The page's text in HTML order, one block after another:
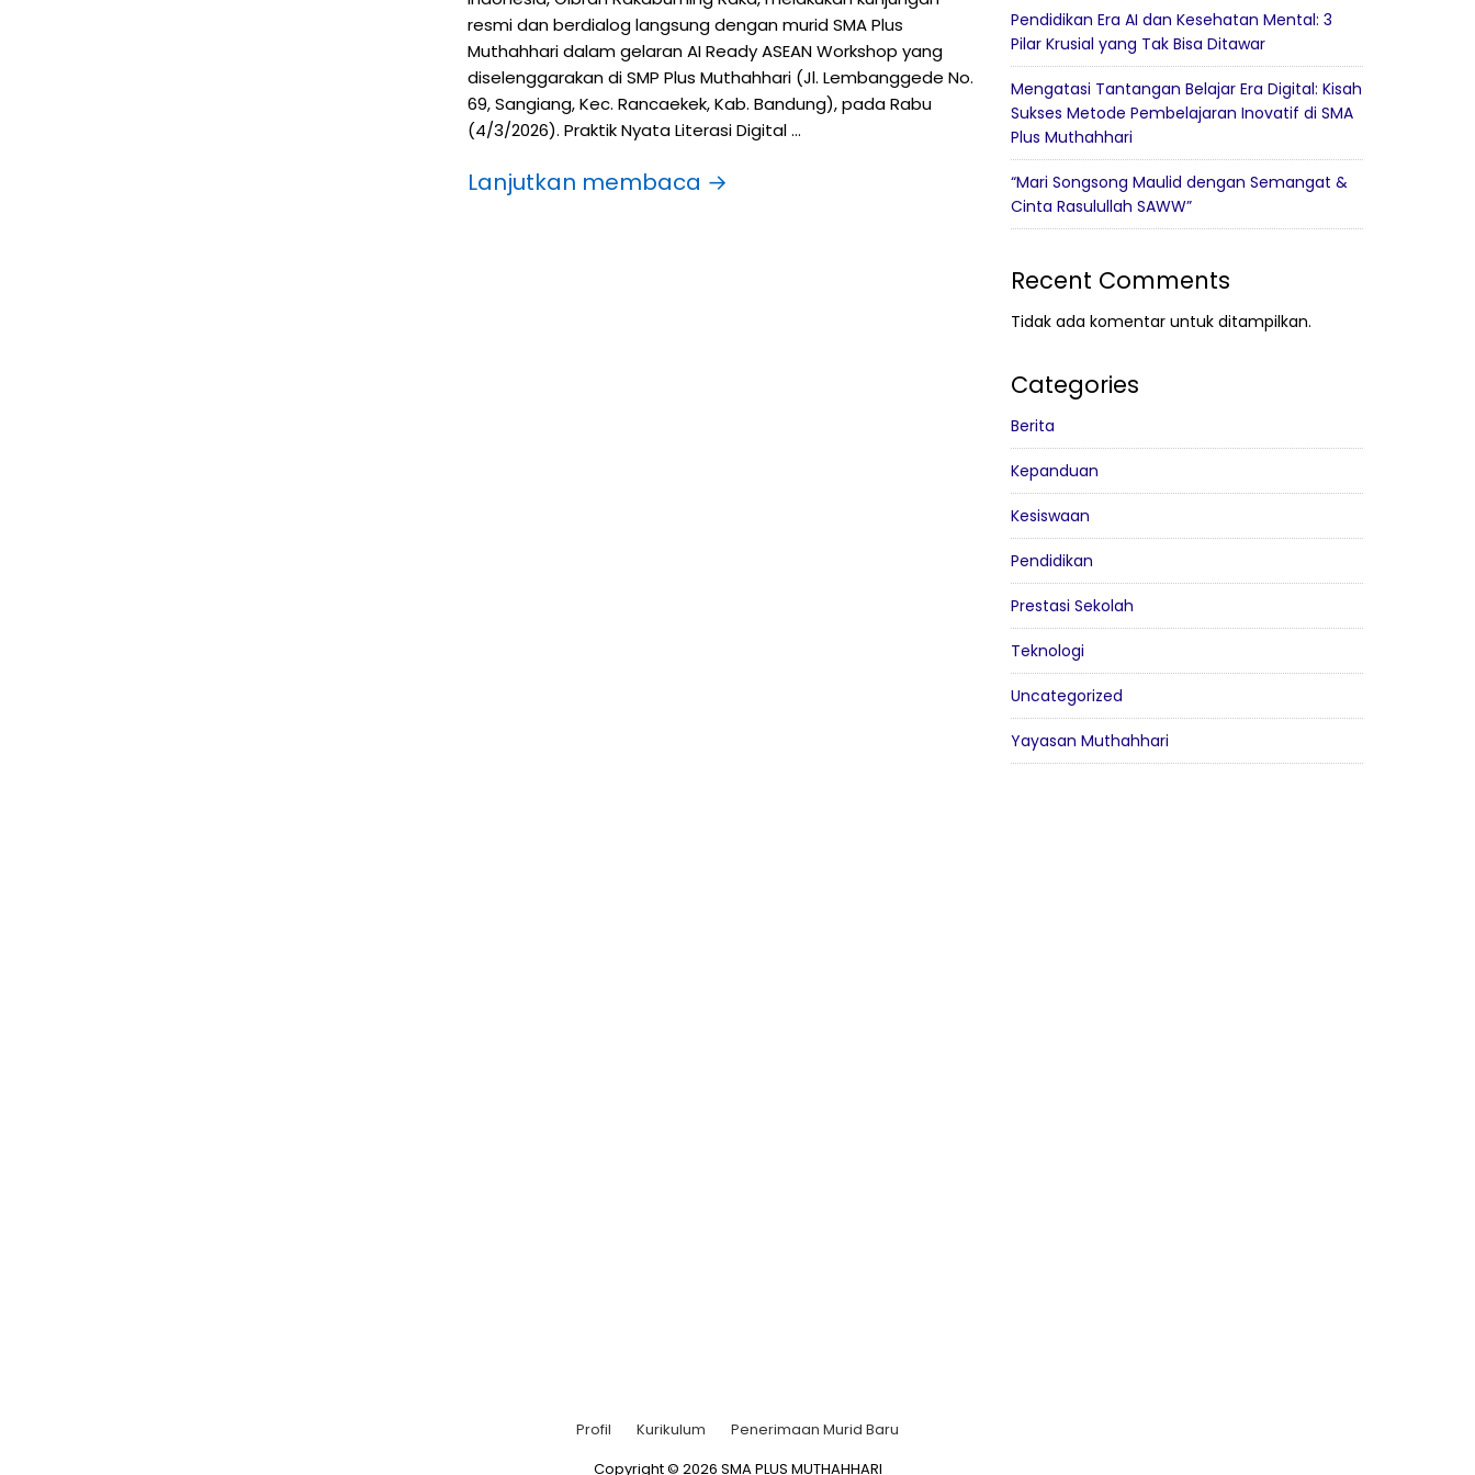
resmi dan berdialog langsung dengan murid SMA Plus
Muthahhari dalam gelaran AI Ready ASEAN Workshop yang
diselenggarakan di SMP Plus Muthahhari (Jl. Lembanggede No.
69, Sangiang, Kec. Rancaekek, Kab. Bandung), pada Rabu
(4/3/2026). Praktik Nyata Literasi Digital …
Lanjutkan membaca →
Pendidikan Era AI dan Kesehatan Mental: 3
Pilar Krusial yang Tak Bisa Ditawar
Mengatasi Tantangan Belajar Era Digital: Kisah
Sukses Metode Pembelajaran Inovatif di SMA
Plus Muthahhari
“Mari Songsong Maulid dengan Semangat &
Cinta Rasulullah SAWW”
Recent Comments
Tidak ada komentar untuk ditampilkan.
Categories
Berita
Kepanduan
Kesiswaan
Pendidikan
Prestasi Sekolah
Teknologi
Uncategorized
Yayasan Muthahhari
Profil Kurikulum
Penerimaan Murid Baru
Copyright © 2026 SMA PLUS MUTHAHHARI